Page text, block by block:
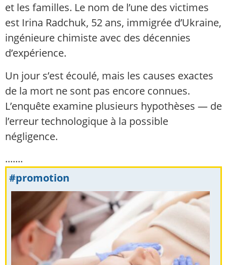
et les familles. Le nom de l’une des victimes
est Irina Radchuk, 52 ans, immigrée d’Ukraine,
ingénieure chimiste avec des décennies
d’expérience.
Un jour s’est écoulé, mais les causes exactes
de la mort ne sont pas encore connues.
L’enquête examine plusieurs hypothèses — de
l’erreur technologique à la possible
négligence.
.......
#promotion